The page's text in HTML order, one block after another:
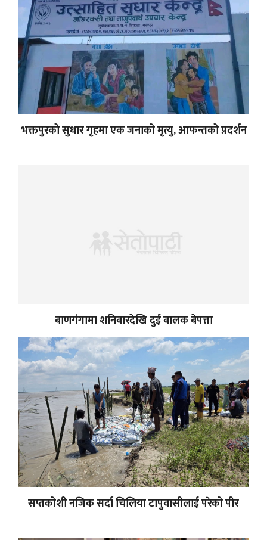
भक्तपुरको सुधार गृहमा एक जनाको मृत्यु, आफन्तको प्रदर्शन
बाणगंगामा शनिबारदेखि दुई बालक बेपत्ता
सप्तकोशी नजिक सर्दा चिलिया टापुवासीलाई परेको पीर